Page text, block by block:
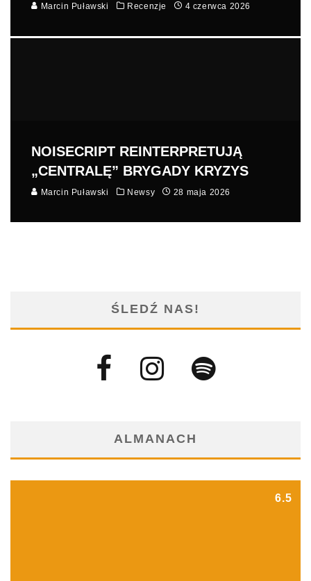
Marcin Puławski Recenzje 4 czerwca 2026
NOISECRIPT REINTERPRETUJĄ
„CENTRALĘ” BRYGADY KRYZYS
Marcin Puławski Newsy 28 maja 2026
ŚLEDŹ NAS!
ALMANACH
6.5